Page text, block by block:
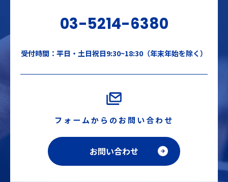
03-5214-6380
受付時間：平日・土日祝日9:30~18:30（年末年始を除く）
フォームからのお問い合わせ
お問い合わせ